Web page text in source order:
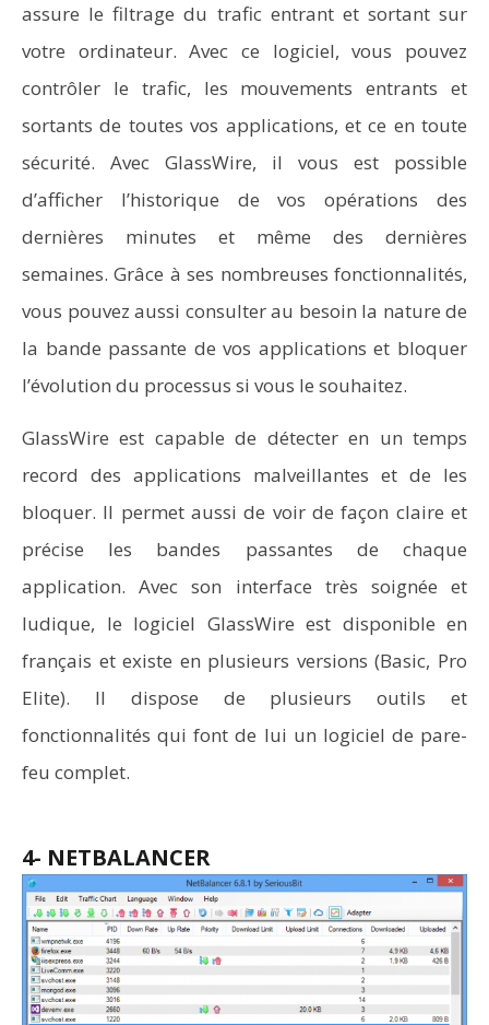
assure le filtrage du trafic entrant et sortant sur
votre ordinateur. Avec ce logiciel, vous pouvez
contrôler le trafic, les mouvements entrants et
sortants de toutes vos applications, et ce en toute
sécurité. Avec GlassWire, il vous est possible
d’afficher l’historique de vos opérations des
dernières minutes et même des dernières
semaines. Grâce à ses nombreuses fonctionnalités,
vous pouvez aussi consulter au besoin la nature de
la bande passante de vos applications et bloquer
l’évolution du processus si vous le souhaitez.
GlassWire est capable de détecter en un temps
record des applications malveillantes et de les
bloquer. Il permet aussi de voir de façon claire et
précise les bandes passantes de chaque
application. Avec son interface très soignée et
ludique, le logiciel GlassWire est disponible en
français et existe en plusieurs versions (Basic, Pro
Elite). Il dispose de plusieurs outils et
fonctionnalités qui font de lui un logiciel de pare-
feu complet.
4- NETBALANCER